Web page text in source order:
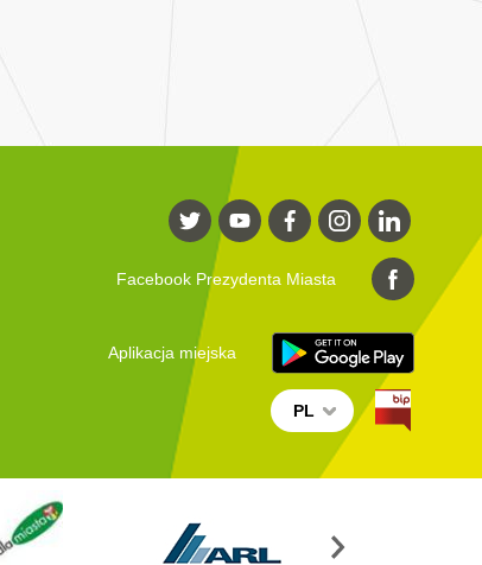
Facebook Prezydenta Miasta
Aplikacja miejska
PL